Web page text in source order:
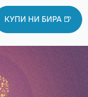
КУПИ НИ БИРА 🍺